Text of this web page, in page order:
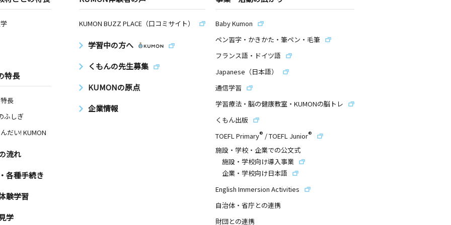
特長
長
ふしぎ
だい! KUMON
流れ
各種手続き
験学習
学
KUMON BUZZ PLACE（口コミサイト）
学習中の方へ
くもんの先生募集
KUMONの原点
企業情報
Baby Kumon
ペン習字・かきかた・筆ペン・毛筆
フランス語・ドイツ語
Japanese（日本語）
通信学習
学習療法・脳の健康教室・KUMONの脳トレ
くもん出版
TOEFL Primary® /TOEFL Junior®
施設・学校・企業での公文式
施設・学校向け導入事業
企業・学校向け日本語
English Immersion Activities
自治体・省庁との連携
財団との連携